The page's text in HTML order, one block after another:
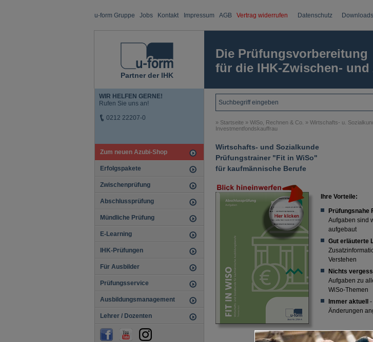
u-form Gruppe Jobs Kontakt Impressum AGB Vertrag widerrufen Datenschutz Downloads
Partner der IHK
Die Prüfungsvorbereitung
für die IHK-Zwischen-
WIR HELFEN GERNE!
Rufen Sie uns an!
0212 22207-0
Zum neuen Azubi-Shop
Erfolgspakete
Zwischenprüfung
Abschlussprüfung
Mündliche Prüfung
E-Learning
IHK-Prüfungen
Für Ausbilder
Prüfungsservice
Ausbildungsmanagement
Lehrer / Dozenten
» Startseite » WiSo, Rechnen & Co. » Wirtschafts- u.
Investmentfondskauffrau
Wirtschafts- und Sozialkunde
Prüfungstrainer "Fit in WiSo"
für kaufmännische Berufe
Ihre Vorteile:
Prüfungsnahe
Aufgaben sind
aufgebaut
Gut erläuterte
Verstehen
Nichts
Aufgaben zu
WiSo-Themen
Immer aktuell
-
Änderungen
Lieber digital